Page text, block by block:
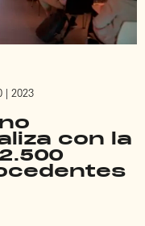
| 2023
con la